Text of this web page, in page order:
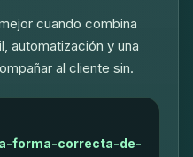
cuando combina
automatización y una
al cliente sin.
forma-correcta-de-